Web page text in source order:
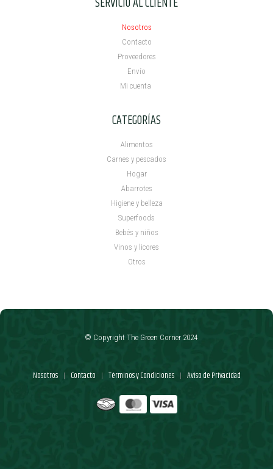
Nosotros
Contacto
Proveedores
Envío
Mi cuenta ​
CATEGORÍAS
Alimentos
Carnes y pescados
Hogar
Abarrotes
Higiene y belleza
Superfoods
Bebés y niños
Vinos y licores
Otros
Nosotros | Contacto | Términos y Condiciones | Aviso de Privacidad
© Copyright The Green Corner 2024